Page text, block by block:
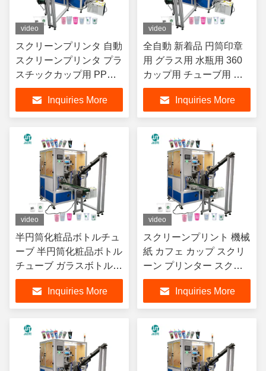
video
スクリーンプリンタ 自動
スクリーンプリンタ プラ
スチックカップ用 PPカ
ップ用 プラスチックラウ
ンド記事 リップスティッ
ク コンテナ オブジェク
トパイプ
Inquiries More
video
全自動 新着品 円筒印章
用 グラス用 水瓶用 360
カップ用 チューブ用 カ
ップ用ボールペンのため
の シルクスクリーン印刷
機
Inquiries More
video
半円筒化粧品ボトルチュ
ーブ 半円筒化粧品ボトル
チューブ ガラスボトル紙
カップのためのシルクス
クリーン印刷機
Inquiries More
video
スクリーンプリント 機械
紙 カフェ カップ スクリ
ーン プリンター スクリ
ーン プリンタ 香水 ボト
ル 瓶
Inquiries More